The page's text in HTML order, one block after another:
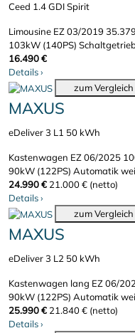
Ceed 1.4 GDI Spirit
Limousine EZ 03/2019
103kW (140PS)
16.490 €
Details›
zum
MAXUS
eDeliver 3 L1 50 kWh
Kastenwagen EZ 06/2025
90kW (122PS) Automatik
24.990 € 21.000 € (netto)
Details›
zum
MAXUS
eDeliver 3 L2 50 kWh
Kastenwagen lang EZ 06/
90kW (122PS) Automatik
25.990 € 21.840 € (netto)
Details›